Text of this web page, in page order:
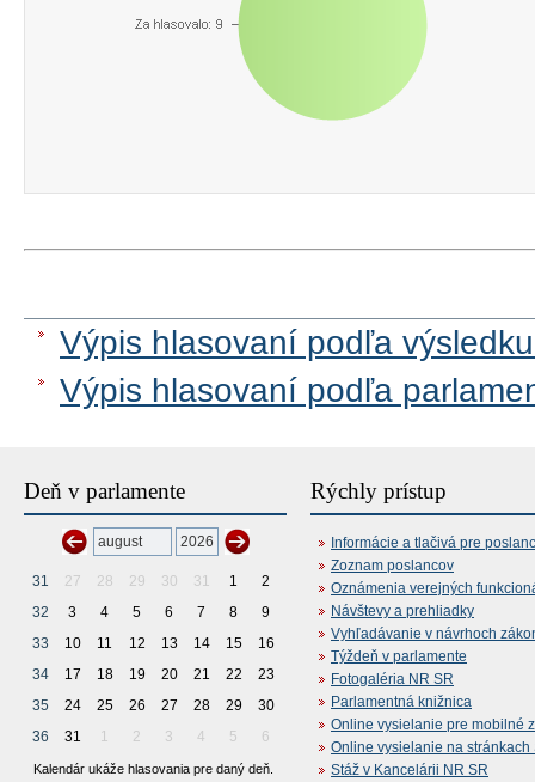
Výpis hlasovaní podľa
Výpis hlasovaní podľa
Deň v parlamente
31 27 28 29 30 31 1
2
32
3 4 5 6 7 8
9
33
10 11 12 13 14 15
16
34
17 18 19 20 21 22
23
35
24 25 26 27 28 29
30
36
31 1 2 3 4 5 6
Kalendár ukáže hlasovania pre daný deň.
Rýchly prístup
Informácie a tlačivá pre
Zoznam poslancov
Oznámenia verejných
Návštevy a prehliadky
Vyhľadávanie v návrhoch
Týždeň v parlamente
Fotogaléria NR SR
Parlamentná knižnica
Online vysielanie pre mobilné
Online vysielanie na stránkach
Stáž v Kancelárii NR SR